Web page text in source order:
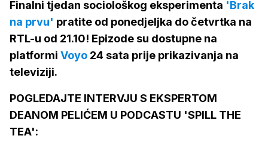
Finalni tjedan sociološkog eksperimenta 'Brak
na prvu' pratite od ponedjeljka do četvrtka na
RTL-u od 21.10! Epizode su dostupne na
platformi Voyo 24 sata prije prikazivanja na
televiziji.
POGLEDAJTE INTERVJU S EKSPERTOM
DEANOM PELIĆEM U PODCASTU 'SPILL THE
TEA':